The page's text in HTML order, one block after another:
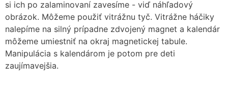
si ich po zalaminovaní zavesíme - viď náhľadový
obrázok. Môžeme použiť vitrážnu tyč. Vitrážne háčiky
nalepíme na silný prípadne zdvojený magnet a kalendár
môžeme umiestniť na okraj magnetickej tabule.
Manipulácia s kalendárom je potom pre deti
zaujímavejšia.